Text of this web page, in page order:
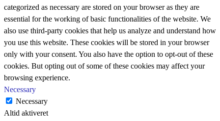
categorized as necessary are stored on your browser as they are
essential for the working of basic functionalities of the website. We
also use third-party cookies that help us analyze and understand how
you use this website. These cookies will be stored in your browser
only with your consent. You also have the option to opt-out of these
cookies. But opting out of some of these cookies may affect your
browsing experience.
Necessary
Necessary
Altid aktiveret